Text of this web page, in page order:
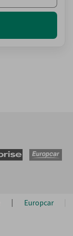
Europcar